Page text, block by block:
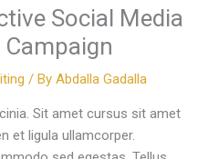
Social Media
/ By Abdalla Gadalla
Sit amet cursus sit amet
et ligula ullamcorper.